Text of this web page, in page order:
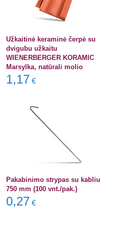
Užkaitinė keraminė čerpė su
dvigubu užkaitu
WIENERBERGER KORAMIC
Marsylka, natūrali molio
1,17 €
Pakabinimo strypas su kabliu
750 mm (100 vnt./pak.)
0,27 €